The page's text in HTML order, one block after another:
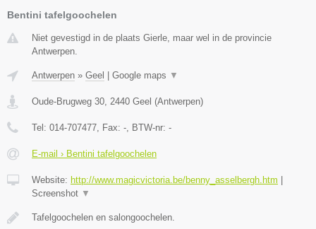
Bentini tafelgoochelen
Niet gevestigd in de plaats Gierle, maar wel in de provincie
Antwerpen.
Antwerpen » Geel Google maps ▼
Oude-Brugweg 30, 2440 Geel (Antwerpen)
Tel: 014-707477, Fax: -, BTW-nr: -
E-mail › Bentini tafelgoochelen
Website: http://www.magicvictoria.be/benny_asselbergh.htm
Screenshot ▼
Tafelgoochelen en salongoochelen.